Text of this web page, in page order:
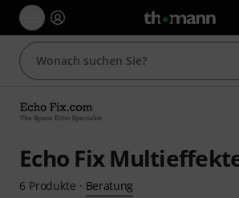
Echo Fix
6 Produkte · Beratung